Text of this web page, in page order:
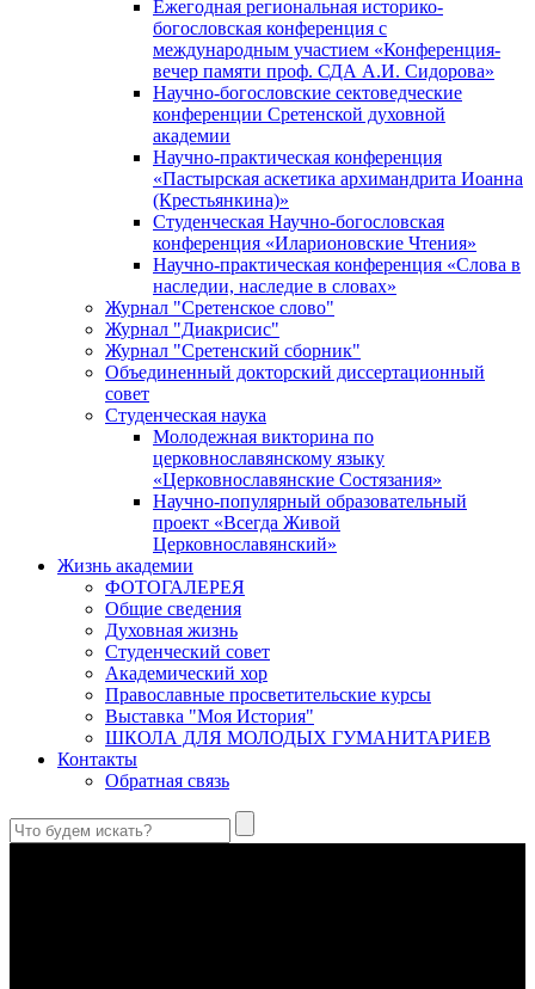
Ежегодная региональная историко-
богословская конференция с
международным участием «Конференция-
вечер памяти проф. СДА А.И. Сидорова»
Научно-богословские сектоведческие
конференции Сретенской духовной
академии
Научно-практическая конференция
«Пастырская аскетика архимандрита Иоанна
(Крестьянкина)»
Студенческая Научно-богословская
конференция «Иларионовские Чтения»
Научно-практическая конференция «Cлова в
наследии, наследие в словах»
Журнал "Сретенское слово"
Журнал "Диакрисис"
Журнал "Сретенский сборник"
Объединенный докторский диссертационный
совет
Студенческая наука
Молодежная викторина по
церковнославянскому языку
«Церковнославянские Состязания»
Научно-популярный образовательный
проект «Всегда Живой
Церковнославянский»
Жизнь академии
ФОТОГАЛЕРЕЯ
Общие сведения
Духовная жизнь
Студенческий совет
Академический хор
Православные просветительские курсы
Выставка "Моя История"
ШКОЛА ДЛЯ МОЛОДЫХ ГУМАНИТАРИЕВ
Контакты
Обратная связь